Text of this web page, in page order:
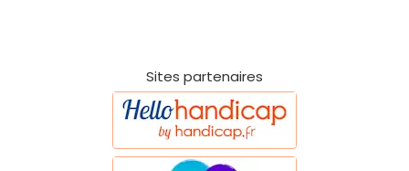
Sites partenaires